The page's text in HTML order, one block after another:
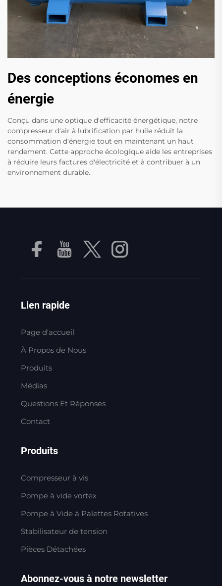
Des conceptions économes en
énergie
Conçu dans une optique d'efficacité énergétique, notre
compresseur d'air à lubrification par huile réduit la
consommation d'énergie tout en maintenant un haut
rendement. Cette approche écologique aide les entreprises
à réduire leurs factures d'électricité et à contribuer à un
environnement durable.
Lien rapide
Page d'accueil
À Propos de Nous
Produits
Médias
Questions Et Réponses
Contact
Produits
Compresseur à vis
Pompe à vide vortex
Pompe à Vide à Palettes Rotatives
Stabilisateur de tension
Pièces Détachées
Abonnez-vous à notre newsletter